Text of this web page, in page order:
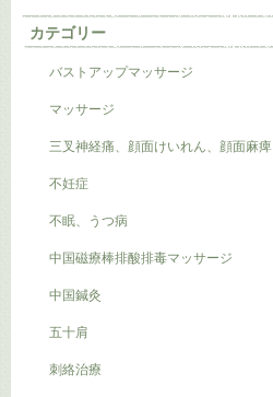
カテゴリー
バストアップマッサージ
マッサージ
三叉神経痛、顔面けいれん、顔面麻痺
不妊症
不眠、うつ病
中国磁療棒排酸排毒マッサージ
中国鍼灸
五十肩
刺絡治療